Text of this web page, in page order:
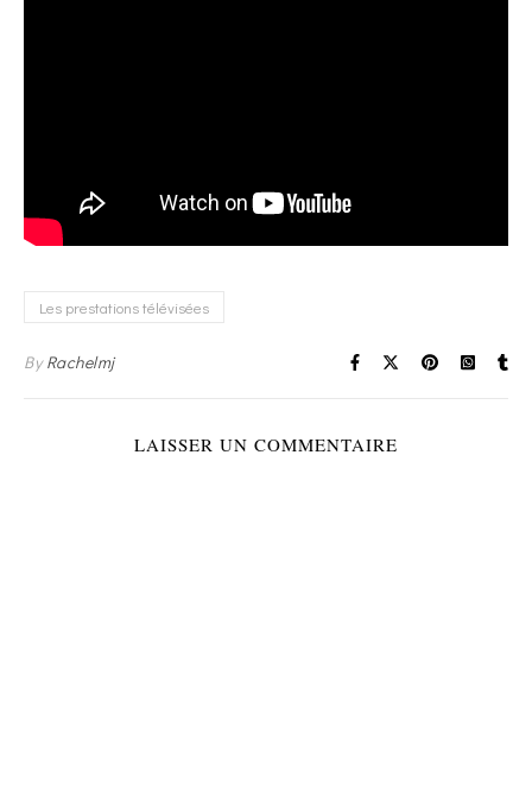
Les prestations télévisées
ByRachelmj
LAISSER UN COMMENTAIRE